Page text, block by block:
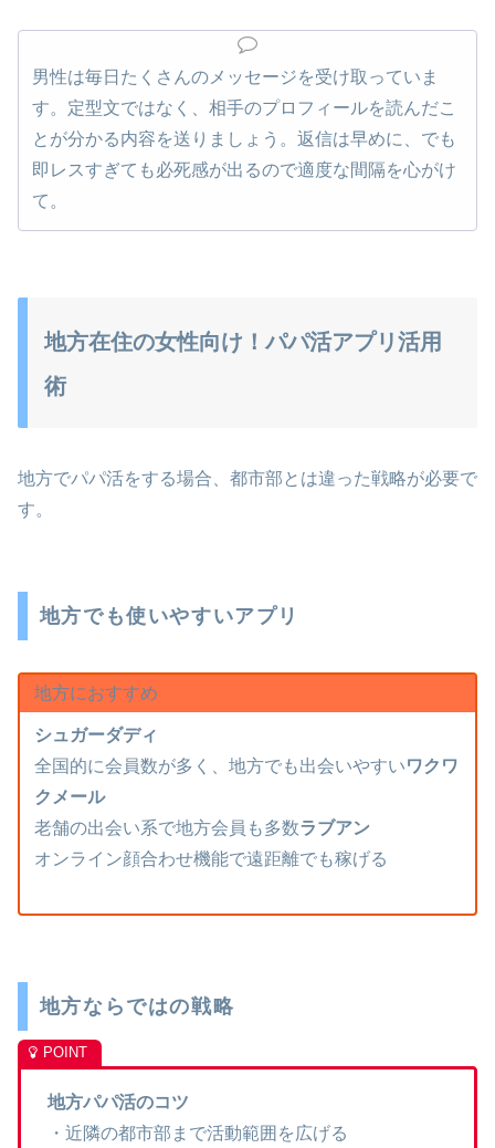
男性は毎日たくさんのメッセージを受け取っていま
す。定型文ではなく、相手のプロフィールを読んだこ
とが分かる内容を送りましょう。返信は早めに、でも
即レスすぎても必死感が出るので適度な間隔を心がけ
て。
地方在住の女性向け！パパ活アプリ活用
術
地方でパパ活をする場合、都市部とは違った戦略が必要で
す。
地方でも使いやすいアプリ
地方におすすめ
シュガーダディ
全国的に会員数が多く、地方でも出会いやすいワクワ
クメール
老舗の出会い系で地方会員も多数ラブアン
オンライン顔合わせ機能で遠距離でも稼げる
地方ならではの戦略
地方パパ活のコツ
・近隣の都市部まで活動範囲を広げる